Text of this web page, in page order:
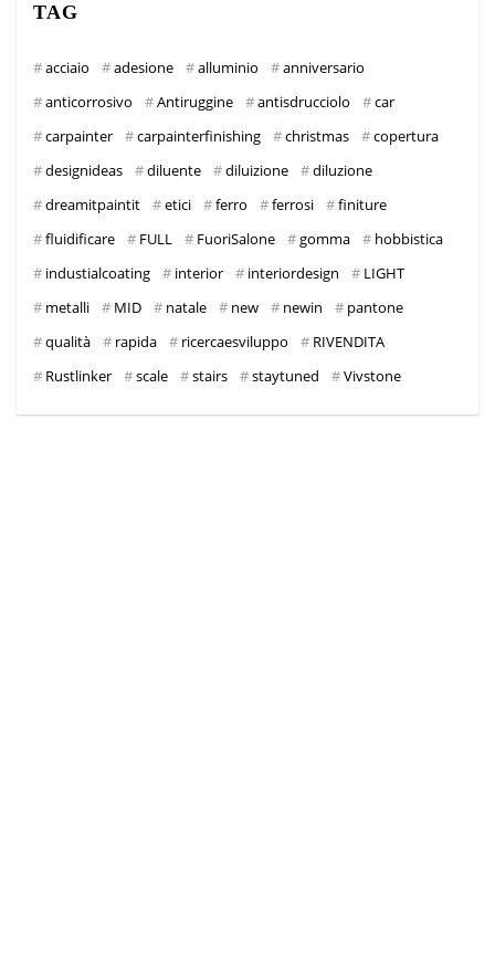
TAG
acciaio adesione alluminio
anniversario
anticorrosivo
Antiruggine antisdrucciolo
car
carpainter
carpainterfinishing christmas
copertura
designideas
diluente diluizione
diluzione
dreamitpaintit
etici ferro ferrosi
finiture
fluidificare
FULL FuoriSalone gomma
hobbistica
industialcoating
interior interiordesign
LIGHT
metalli
MID natale new newin
pantone
qualità
rapida ricercaesviluppo
RIVENDITA
Rustlinker
scale stairs staytuned Vivstone